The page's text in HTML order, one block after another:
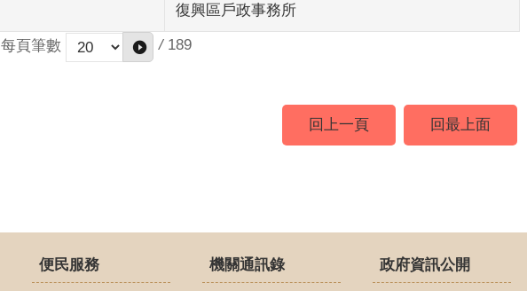
復興區戶政事務所
每頁筆數 / 189
回上一頁 回最上面
便民服務 機關通訊錄 政府資訊公開